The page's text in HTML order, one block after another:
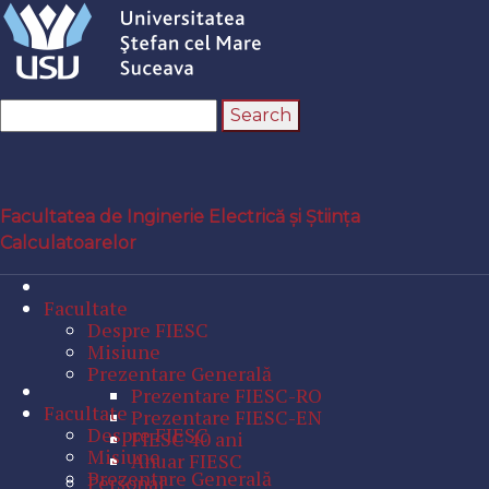
Facultatea de Inginerie Electrică și Știința
Calculatoarelor
Facultate
Despre FIESC
Misiune
Prezentare Generală
Prezentare FIESC-RO
Prezentare FIESC-EN
FIESC 40 ani
Anuar FIESC
Personal
Facultate
Despre FIESC
Misiune
Prezentare Generală